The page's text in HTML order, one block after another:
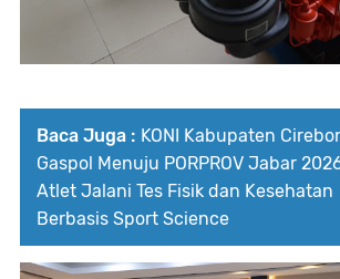
Baca Juga : KONI Kabupaten
Gaspol Menuju PORPROV Jabar
Atlet Jalani Tes Fisik dan Kesehatan
Berbasis Sport Science